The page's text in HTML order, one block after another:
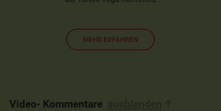
MEHR ERFAHREN
Video- Kommentare